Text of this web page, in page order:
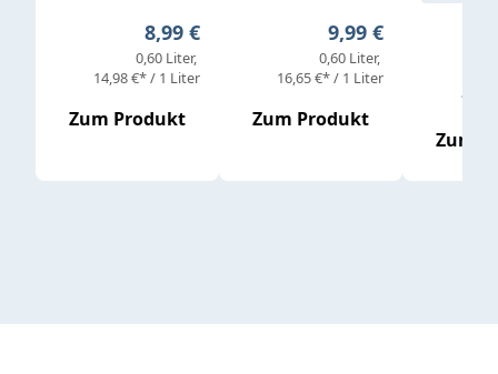
Regulärer Preis:
8,99 €
0,60 Liter
14,98 €* / 1 Liter
Zum Produkt
Regulärer Preis:
9,99 €
0,60 Liter
16,65 €* / 1 Liter
Zum Produkt
Zum